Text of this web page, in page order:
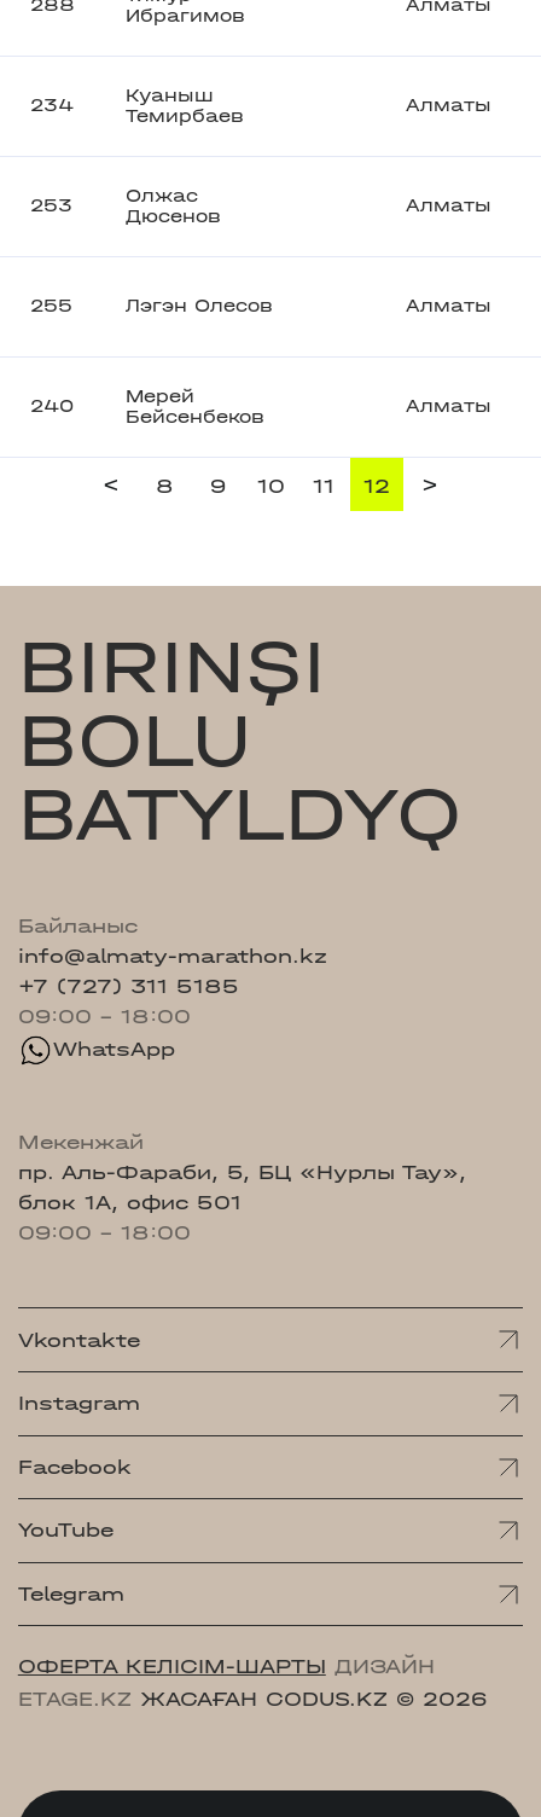
288
Ибрагимов
Алматы
234
Куаныш
Темирбаев
Алматы
253
Олжас
Дюсенов
Алматы
255 Лэгэн Олесов Алматы
240
Мерей
Бейсенбеков
Алматы
< 8 9 10 11 12 >
BIRINŞI
BOLU
BATYLDYQ
Байланыс
info@almaty-marathon.kz
+7 (727) 311 5185
09:00 - 18:00
WhatsApp
Мекенжай
пр. Аль-Фараби, 5, БЦ «Нурлы Тау»,
блок 1А, офис 501
09:00 - 18:00
Vkontakte
Instagram
Facebook
YouTube
Telegram
ОФЕРТА КЕЛІСІМ-ШАРТЫ ДИЗАЙН
ETAGE.KZ ЖАСАҒАН CODUS.KZ © 2026